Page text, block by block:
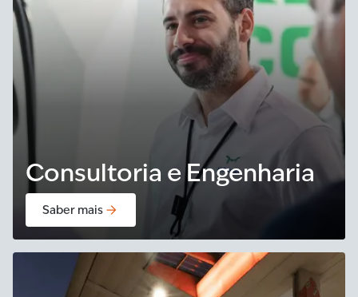
Consultoria e Engenharia
Saber mais